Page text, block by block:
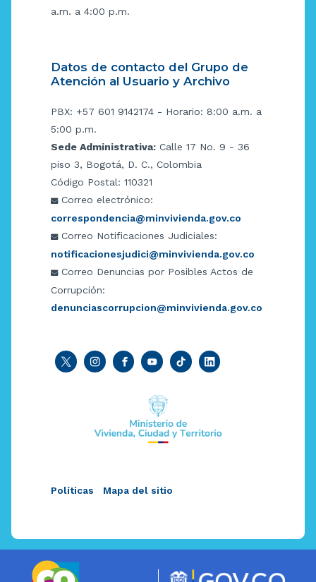
a.m. a 4:00 p.m.
Datos de contacto del Grupo de
Atención al Usuario y Archivo
PBX: +57 601 9142174 - Horario: 8:00 a.m. a
5:00 p.m.
Sede Administrativa: Calle 17 No. 9 - 36
piso 3, Bogotá, D. C., Colombia
Código Postal: 110321
Correo electrónico:
correspondencia@minvivienda.gov.co
Correo Notificaciones Judiciales:
notificacionesjudici@minvivienda.gov.co
Correo Denuncias por Posibles Actos de
Corrupción:
denunciascorrupcion@minvivienda.gov.co
Políticas Mapa del sitio